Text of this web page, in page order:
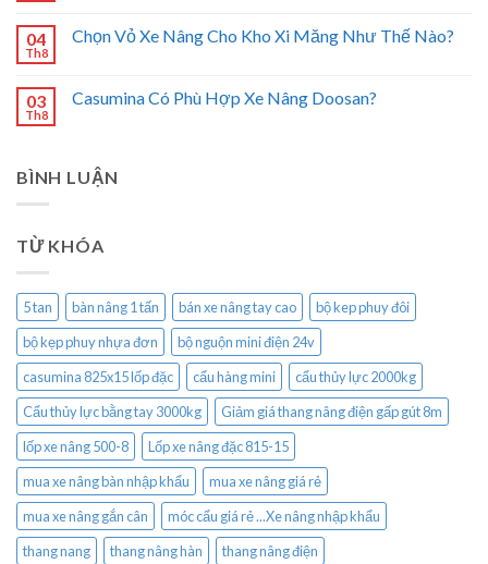
04
Th8
Chọn Vỏ Xe Nâng Cho Kho Xi Măng Như Thế Nào?
03
Th8
Casumina Có Phù Hợp Xe Nâng Doosan?
BÌNH LUẬN
TỪ KHÓA
5 tan bàn nâng 1 tấn bán xe nâng tay cao
bộ kep phuy đôi
bộ kẹp phuy nhựa đơn
bộ nguộn mini điện 24v
casumina 825x15 lốp đặc
cẩu hàng mini
cẩu thủy lực 2000kg
Cẩu thủy lực bằng tay 3000kg
Giảm giá thang nâng điện gấp gút 8m
lốp xe nâng 500-8
Lốp xe nâng đặc 815-15
mua xe nâng bàn nhập khẩu
mua xe nâng giá rẻ
mua xe nâng gắn cân
móc cẩu giá rẻ ...Xe nâng nhập khẩu
thang nang
thang nâng hàn thang nâng điện